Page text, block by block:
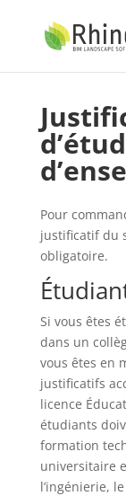
Pour
justificatif du
obligatoire.
Si vous êtes
dans un
vous êtes en
justificatifs
licence
étudiants
formation
universitaire
l’ingénierie,